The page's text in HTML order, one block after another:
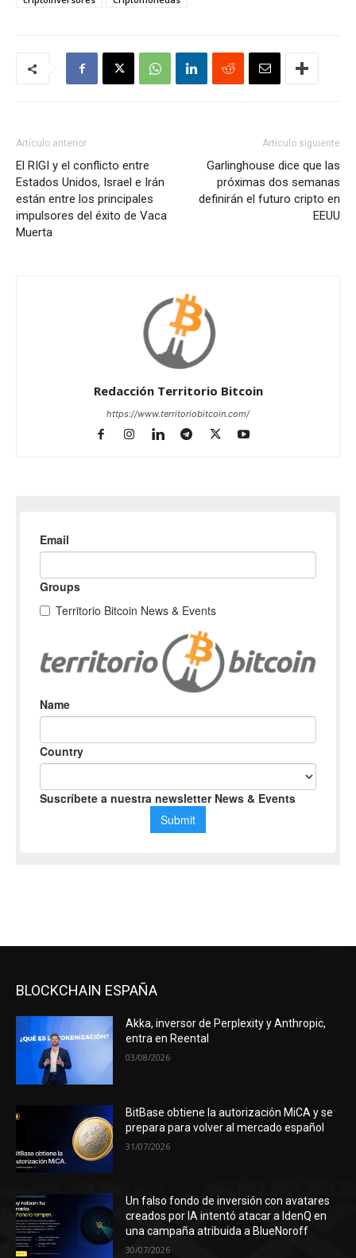
Artículo anterior
El RIGI y el conflicto entre
Estados Unidos, Israel e Irán
están entre los principales
impulsores del éxito de Vaca
Muerta
Artículo siguiente
Garlinghouse dice que las
próximas dos semanas
definirán el futuro cripto en
EEUU
Redacción Territorio Bitcoin
https://www.territoriobitcoin.com/
BLOCKCHAIN ESPAÑA
Akka, inversor de Perplexity y Anthropic,
entra en Reental
03/08/2026
BitBase obtiene la autorización MiCA y se
prepara para volver al mercado español
31/07/2026
Un falso fondo de inversión con avatares
creados por IA intentó atacar a IdenQ en
una campaña atribuida a BlueNoroff
30/07/2026